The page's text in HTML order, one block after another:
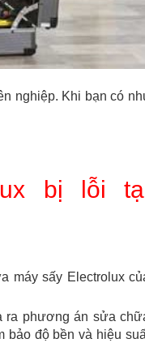
nghiệp. Khi bạn có
bị lỗi
máy sấy Electrolux
ra phương án sửa
bảo độ bền và hiệu